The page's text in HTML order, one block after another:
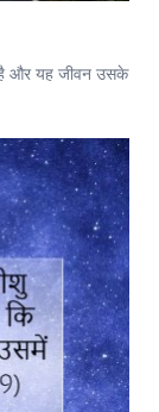
है और यह जीवन उसके